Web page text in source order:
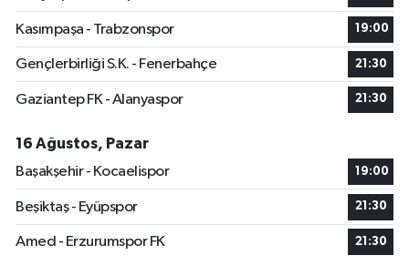
Kasımpaşa - Trabzonspor 19:00
Gençlerbirliği S.K. - Fenerbahçe 21:30
Gaziantep FK - Alanyaspor 21:30
16 Ağustos, Pazar
Başakşehir - Kocaelispor
19:00
Beşiktaş - Eyüpspor 21:30
Amed - Erzurumspor FK 21:30